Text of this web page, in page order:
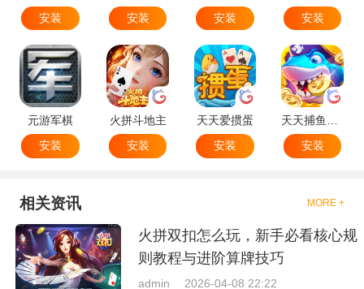
安装
安装
安装
安装
元游军棋
安装
火拼斗地主
安装
天天爱掼蛋
安装
安装
相关资讯 MORE +
火拼双扣怎么玩，新手必看核心规
则教程与进阶算牌技巧
admin 2026-04-08 22:22